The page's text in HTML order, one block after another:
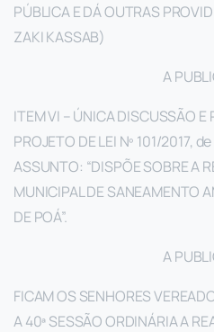
PÚBLICA E DÁ OUTRAS
ZAKI KASSAB)
A
ITEM VI – ÚNICA DISCUSSÃO E
PROJETO DE LEI Nº 101/2017,
ASSUNTO: “DISPÕE SOBRE A
MUNICIPAL DE SANEAMENTO
DE POÁ”.
A
FICAM OS SENHORES
A 40ª SESSÃO ORDINÁRIA A